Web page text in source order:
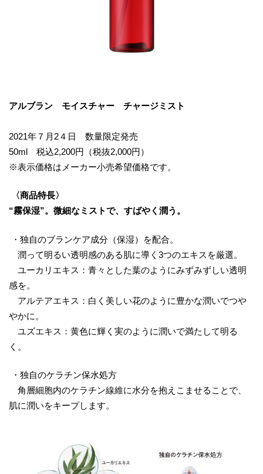
アルブラン モイスチャー チャージミスト
2021年７月2４日 数量限定発売
50ml 税込2,200円（税抜2,000円）
※表示価格はメーカー小売希望価格です。
〈商品特長〉
“霧保湿”。微細なミストで、すばやく潤う。
・独自のブランケア成分（保湿）を配合。
潤って明るい透明感のある肌に導く3つのエキスを厳選。
ユーカリエキス：青々とした葉のようにみずみずしい透明
感を。
アルテアエキス：白く美しい花のように豊かな潤いでつや
やかに。
ユズエキス：黄色に輝く実のように潤いで満たして明る
く。
・独自のケラチン保水処方
角層細胞内のケラチン線維に水分を抱えこませることで、
肌に潤いをキープします。